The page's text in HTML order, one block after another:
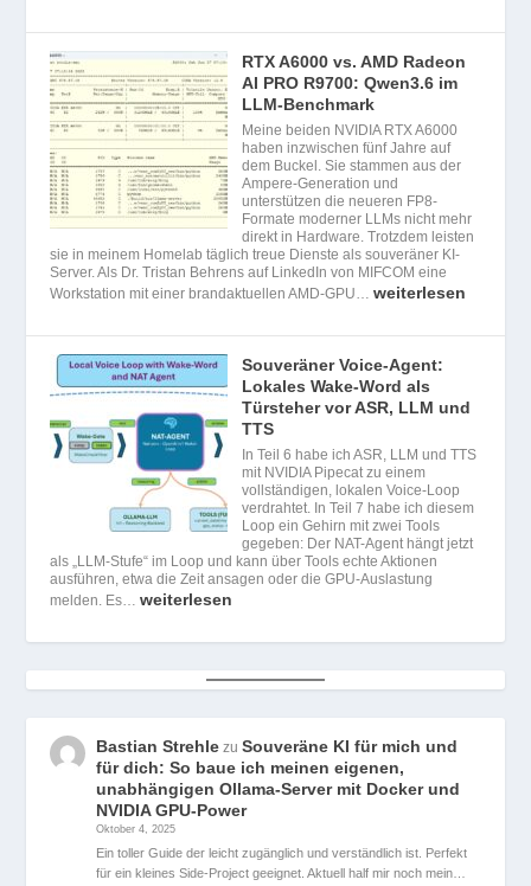
RTX A6000 vs. AMD Radeon
AI PRO R9700: Qwen3.6 im
LLM-Benchmark
Meine beiden NVIDIA RTX A6000
haben inzwischen fünf Jahre auf
dem Buckel. Sie stammen aus der
Ampere-Generation und
unterstützen die neueren FP8-
Formate moderner LLMs nicht mehr
direkt in Hardware. Trotzdem leisten
sie in meinem Homelab täglich treue Dienste als souveräner KI-
Server. Als Dr. Tristan Behrens auf LinkedIn von MIFCOM eine
Workstation mit einer brandaktuellen AMD-GPU…weiterlesen
Souveräner Voice-Agent:
Lokales Wake-Word als
Türsteher vor ASR, LLM und
TTS
In Teil 6 habe ich ASR, LLM und TTS
mit NVIDIA Pipecat zu einem
vollständigen, lokalen Voice-Loop
verdrahtet. In Teil 7 habe ich diesem
Loop ein Gehirn mit zwei Tools
gegeben: Der NAT-Agent hängt jetzt
als „LLM-Stufe“ im Loop und kann über Tools echte Aktionen
ausführen, etwa die Zeit ansagen oder die GPU-Auslastung
melden. Es…weiterlesen
Bastian Strehle zuSouveräne KI für mich und
für dich: So baue ich meinen eigenen,
unabhängigen Ollama-Server mit Docker und
NVIDIA GPU-Power
Oktober 4, 2025
Ein toller Guide der leicht zugänglich und verständlich ist. Perfekt
für ein kleines Side-Project geeignet. Aktuell half mir noch mein…